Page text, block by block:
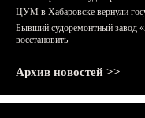
ЦУМ в Хабаровске вернули
Бывший судоремонтный завод
восстановить
Архив новостей >>